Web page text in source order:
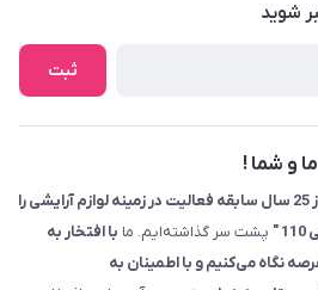
و بهداشتی ۱۱۰
شوید
ثبت
و شما !
بیش از 25 سال سابقه فعالیت در زمینه لوازم آرایشی را
"
پشت سر گذاشته‌ایم. ما با افتخار به
نگاه می‌کنیم و با اطمینان به